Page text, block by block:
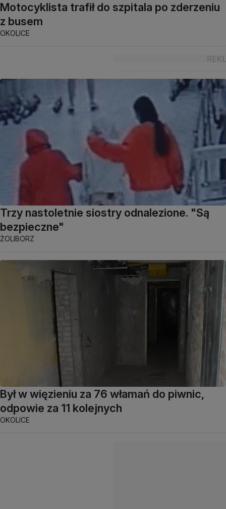
Motocyklista trafił do szpitala po zderzeniu
z busem
OKOLICE
Trzy nastoletnie siostry odnalezione. "Są
bezpieczne"
ŻOLIBORZ
Był w więzieniu za 76 włamań do piwnic,
odpowie za 11 kolejnych
OKOLICE